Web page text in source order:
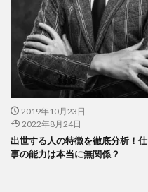
2019年10月23日
2022年8月24日
出世する人の特徴を徹底分析！仕
事の能力は本当に無関係？